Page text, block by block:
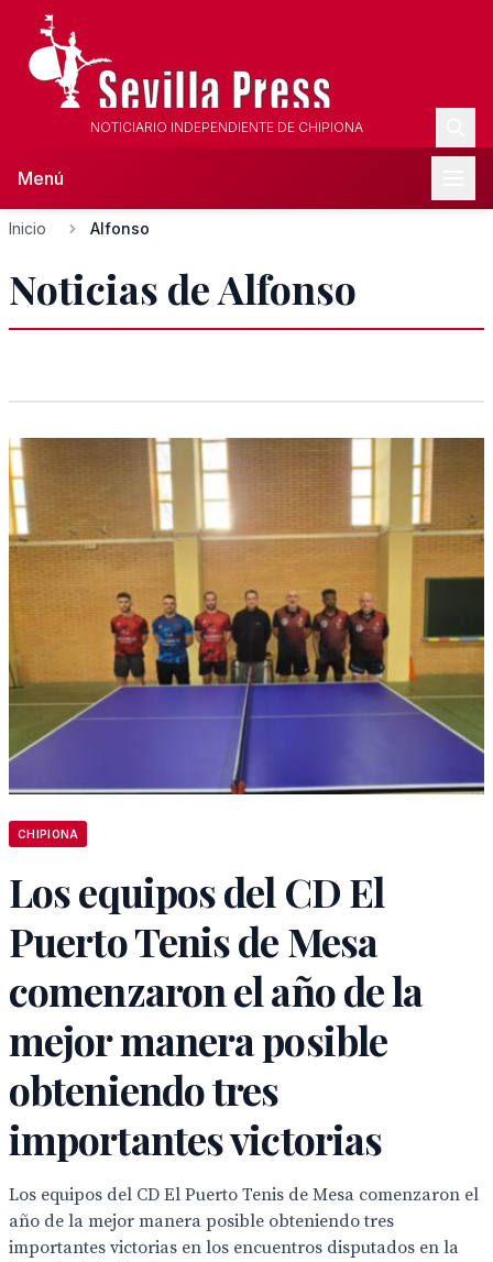
NOTICIARIO INDEPENDIENTE DE CHIPIONA
Menú
Inicio Alfonso
Noticias de Alfonso
CHIPIONA
Los equipos del CD El
Puerto Tenis de Mesa
comenzaron el año de la
mejor manera posible
obteniendo tres
importantes victorias
Los equipos del CD El Puerto Tenis de Mesa comenzaron el
año de la mejor manera posible obteniendo tres
importantes victorias en los encuentros disputados en la